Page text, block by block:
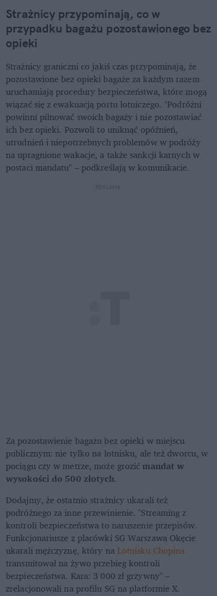
Strażnicy przypominają, co w
przypadku bagażu pozostawionego bez
opieki
Strażnicy graniczni co jakiś czas przypominają, że
pozostawione bez opieki bagaże za każdym razem
uruchamiają procedury bezpieczeństwa, które mogą
wiązać się z ewakuacją portu lotniczego. "Podróżni
powinni pilnować swoich bagaży i nie pozostawiać
ich bez opieki. Pozwoli to uniknąć opóźnień,
utrudnień i niepotrzebnych problemów w podróży
na upragnione wakacje, a także sankcji karnych w
postaci mandatu" – podkreślają w komunikacie.
REKLAMA
Za pozostawienie bagażu bez opieki w miejscu
publicznym: nie tylko na lotnisku, ale też dworcu, w
pociągu czy w metrze, może grozić mandat w
wysokości do 500 złotych.
Dodajmy, że ostatnio strażnicy ukarali też
podróżnego za inne przewinienie. "Streaming z
kontroli bezpieczeństwa to naruszenie przepisów.
Funkcjonariusze z placówki SG Warszawa Okęcie
ukarali mężczyznę, który na Lotnisku Chopina
transmitował na żywo przebieg kontroli
bezpieczeństwa. Kara: 3 000 zł grzywny" –
zrelacjonowali na profilu SG na platformie X.